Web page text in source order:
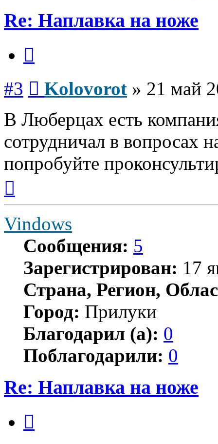
Re: Наплавка на ноже
#3 Kolovorot » 21 май
В Люберцах есть
сотрудничал в вопросах
попробуйте
началу
Vindows
Сообщения: 5
Зарегистрирован: 17
Страна, Регион,
Город: Прилуки
Благодарил (а): 0
Поблагодарили: 0
Re: Наплавка на ноже